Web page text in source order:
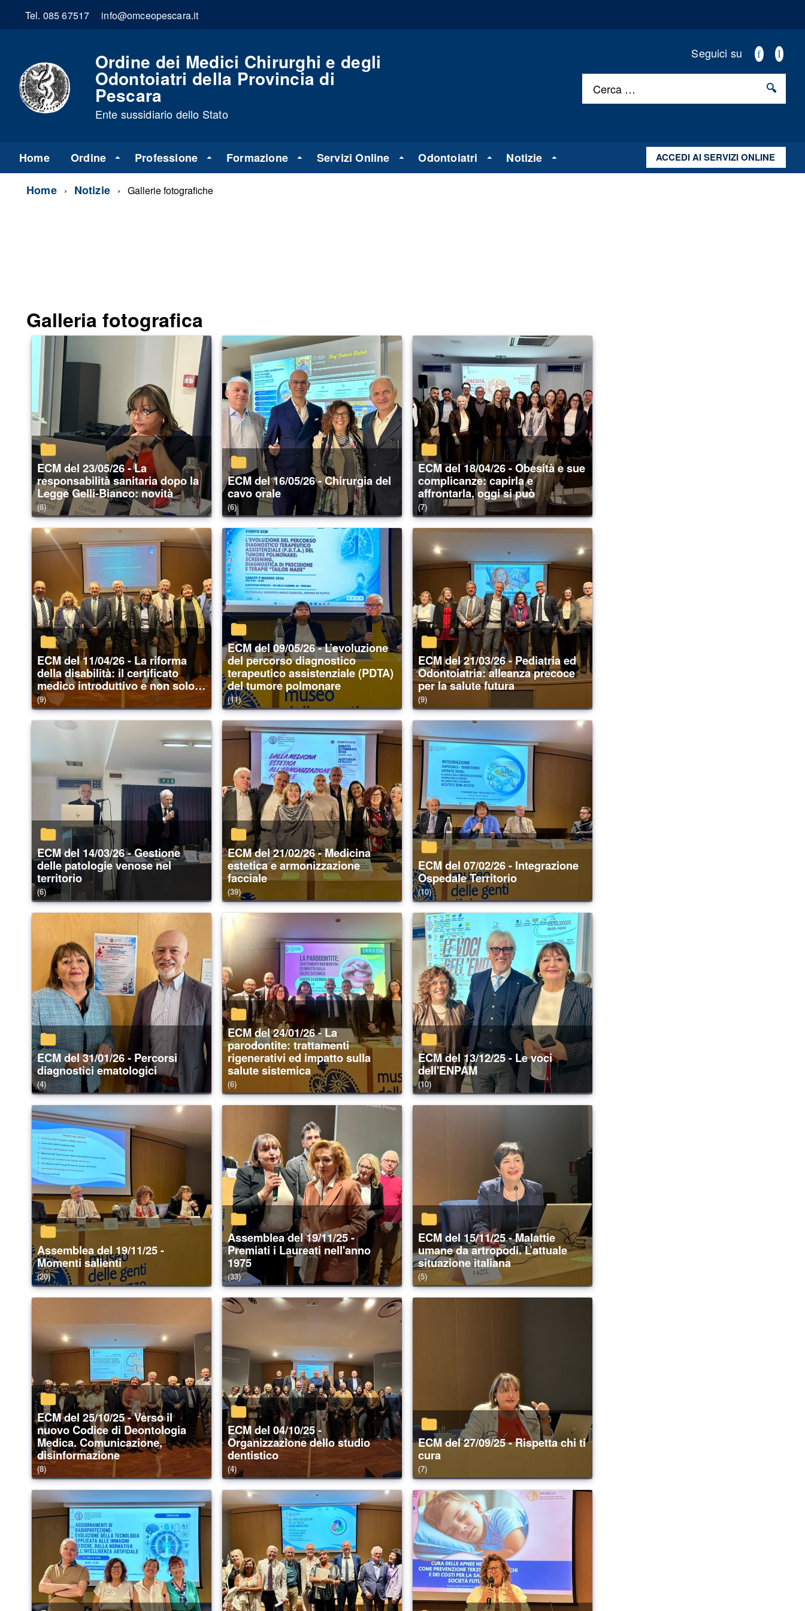
Tel. 085 67517 info@omceopescara.it
Ordine dei Medici Chirurghi e degli
Odontoiatri della Provincia di
Pescara
Ente sussidiario dello Stato
Seguici su
Cerca …
Home Ordine Professione Formazione Servizi Online Odontoiatri Notizie ACCEDI AI SERVIZI ONLINE
Home Notizie Gallerie fotografiche
Galleria fotografica
ECM del 23/05/26 - La
responsabilità sanitaria dopo la
Legge Gelli-Bianco: novità
(8)
ECM del 16/05/26 - Chirurgia del
cavo orale
(6)
ECM del 18/04/26 - Obesità e sue
complicanze: capirla e
affrontarla, oggi si può
(7)
ECM del 11/04/26 - La riforma
della disabilità: il certificato
medico introduttivo e non solo…
(9)
ECM del 09/05/26 - L’evoluzione
del percorso diagnostico
terapeutico assistenziale (PDTA)
del tumore polmonare
(11)
ECM del 21/03/26 - Pediatria ed
Odontoiatria: alleanza precoce
per la salute futura
(9)
ECM del 14/03/26 - Gestione
delle patologie venose nel
territorio
(6)
ECM del 21/02/26 - Medicina
estetica e armonizzazione
facciale
(39)
ECM del 07/02/26 - Integrazione
Ospedale Territorio
(10)
ECM del 31/01/26 - Percorsi
diagnostici ematologici
(4)
ECM del 24/01/26 - La
parodontite: trattamenti
rigenerativi ed impatto sulla
salute sistemica
(6)
ECM del 13/12/25 - Le voci
dell'ENPAM
(10)
Assemblea del 19/11/25 -
Momenti salienti
(20)
Assemblea del 19/11/25 -
Premiati i Laureati nell'anno
1975
(33)
ECM del 15/11/25 - Malattie
umane da artropodi. L’attuale
situazione italiana
(5)
ECM del 25/10/25 - Verso il
nuovo Codice di Deontologia
Medica. Comunicazione,
disinformazione
(8)
ECM del 04/10/25 -
Organizzazione dello studio
dentistico
(4)
ECM del 27/09/25 - Rispetta chi ti
cura
(7)